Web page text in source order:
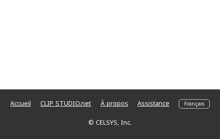
Accueil CLIP STUDIO.net À propos Assistance
© CELSYS, Inc.